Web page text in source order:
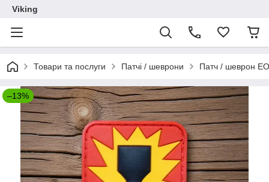
Viking
Товари та послуги Патчі / шеврони Патч / шеврон
–13%